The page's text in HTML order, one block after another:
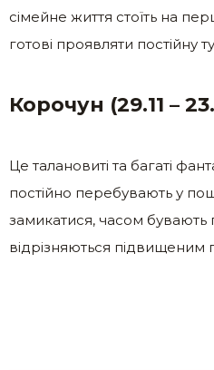
сімейне життя стоїть на
готові проявляти постійну
Корочун (29.11 –
Це талановиті та багаті
постійно перебувають у
замикатися, часом
відрізняються підвищеним